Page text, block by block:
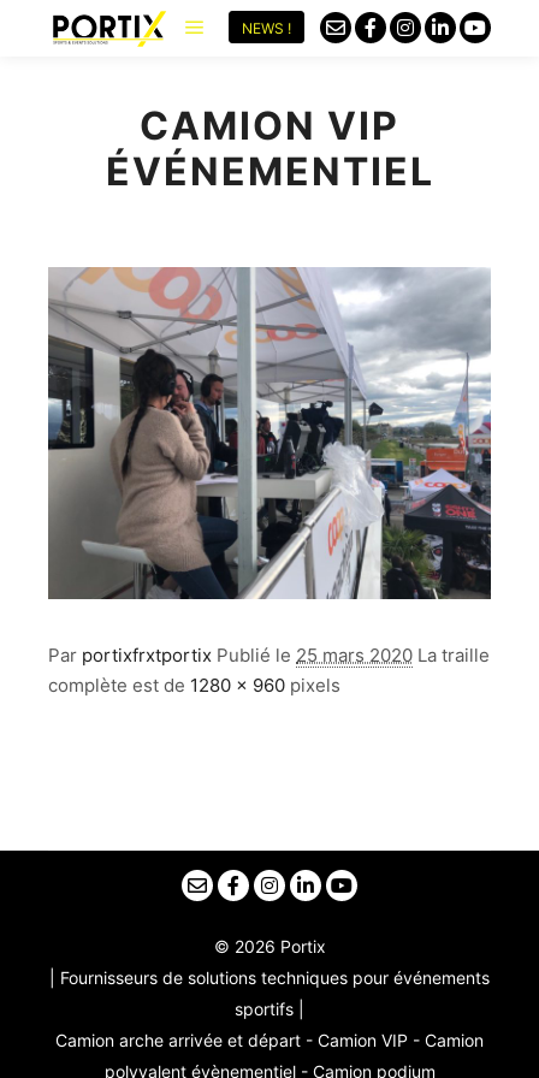
NEWS !
CAMION VIP
ÉVÉNEMENTIEL
Par portixfrxtportix Publié le 25 mars 2020 La traille
complète est de 1280 × 960 pixels
© 2026 Portix
| Fournisseurs de solutions techniques pour événements
sportifs |
Camion arche arrivée et départ - Camion VIP - Camion
polyvalent évènementiel - Camion podium